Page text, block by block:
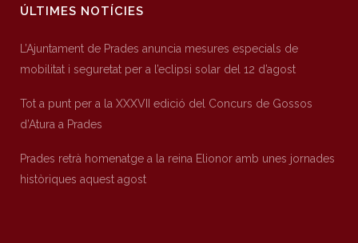
ÚLTIMES NOTÍCIES
L’Ajuntament de Prades anuncia mesures especials de
mobilitat i seguretat per a l’eclipsi solar del 12 d’agost
Tot a punt per a la XXXVII edició del Concurs de Gossos
d’Atura a Prades
Prades retrà homenatge a la reina Elionor amb unes jornades
històriques aquest agost